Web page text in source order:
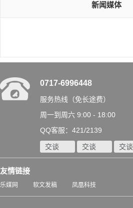
新闻媒体
0717-6996448
服务热线（免长途费）
周一到周六 9:00 - 18:00
QQ客服：421/2139
交谈 交谈 交谈
友情链接
乐媒网 软文发稿 凤凰科技